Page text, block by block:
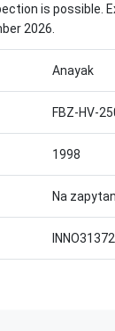
is possible.
2026.
Anayak
FBZ-HV-
1998
Na
INNO31372